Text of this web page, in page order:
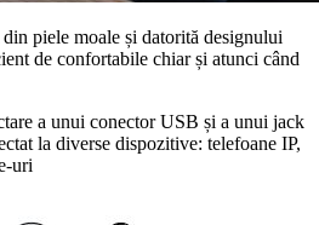
piele moale și datorită designului
de confortabile chiar și atunci când
a unui conector USB și a unui jack
la diverse dispozitive: telefoane IP,
uri